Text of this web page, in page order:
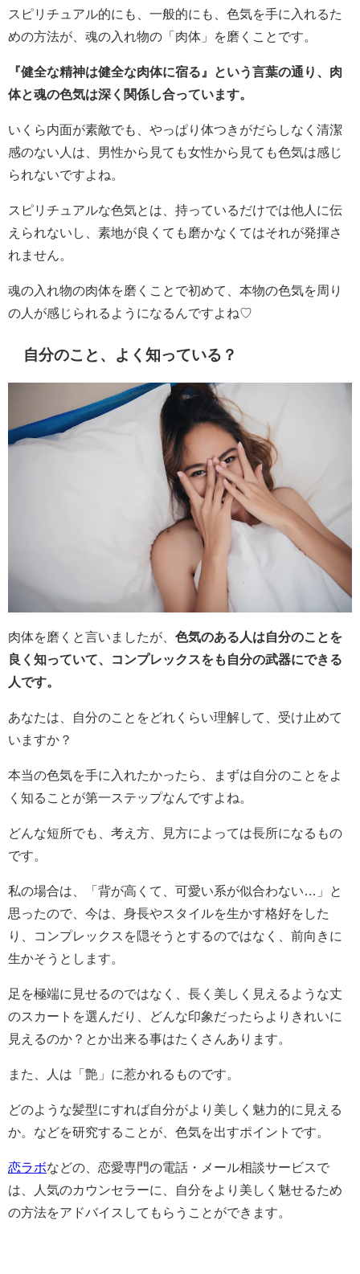
スピリチュアル的にも、一般的にも、色気を手に入れるた
めの方法が、魂の入れ物の「肉体」を磨くことです。
『健全な精神は健全な肉体に宿る』という言葉の通り、肉
体と魂の色気は深く関係し合っています。
いくら内面が素敵でも、やっぱり体つきがだらしなく清潔
感のない人は、男性から見ても女性から見ても色気は感じ
られないですよね。
スピリチュアルな色気とは、持っているだけでは他人に伝
えられないし、素地が良くても磨かなくてはそれが発揮さ
れません。
魂の入れ物の肉体を磨くことで初めて、本物の色気を周り
の人が感じられるようになるんですよね♡
自分のこと、よく知っている？
肉体を磨くと言いましたが、 色気のある人は自分のことを
良く知っていて、コンプレックスをも自分の武器にできる
人です。
あなたは、自分のことをどれくらい理解して、受け止めて
いますか？
本当の色気を手に入れたかったら、まずは自分のことをよ
く知ることが第一ステップなんですよね。
どんな短所でも、考え方、見方によっては長所になるもの
です。
私の場合は、「背が高くて、可愛い系が似合わない…」と
思ったので、今は、身長やスタイルを生かす格好をした
り、コンプレックスを隠そうとするのではなく、前向きに
生かそうとします。
足を極端に見せるのではなく、長く美しく見えるような丈
のスカートを選んだり、どんな印象だったらよりきれいに
見えるのか？とか出来る事はたくさんあります。
また、人は「艶」に惹かれるものです。
どのような髪型にすれば自分がより美しく魅力的に見える
か。などを研究することが、色気を出すポイントです。
恋ラボなどの、恋愛専門の電話・メール相談サービスで
は、人気のカウンセラーに、自分をより美しく魅せるため
の方法をアドバイスしてもらうことができます。